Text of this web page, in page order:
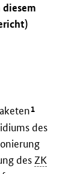
diesem
1
des
des ZK